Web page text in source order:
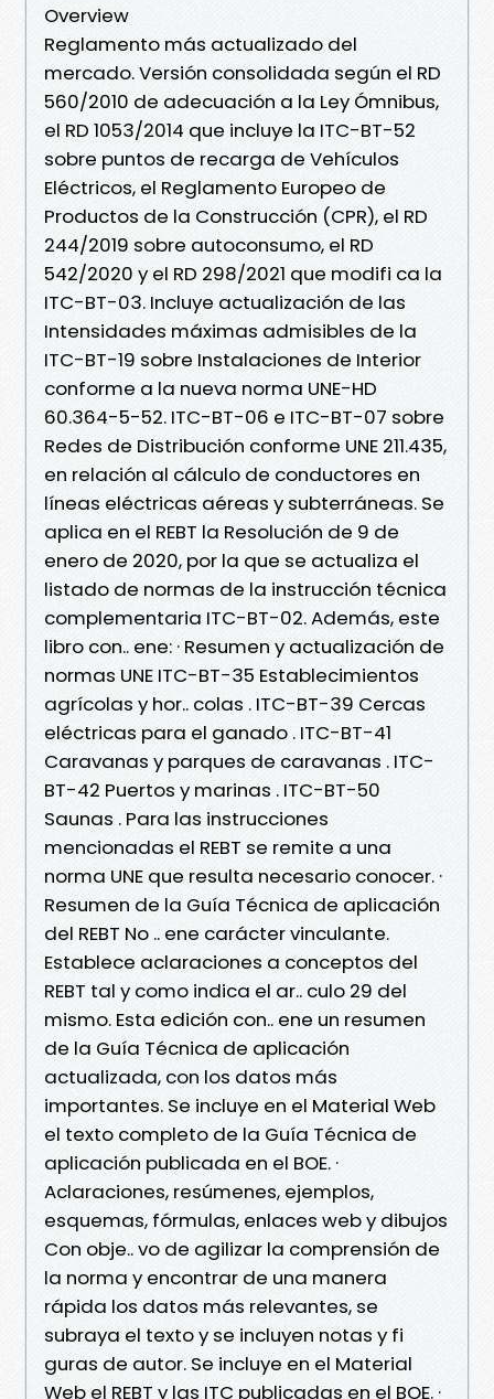
Overview
Reglamento más actualizado del
mercado. Versión consolidada según el RD
560/2010 de adecuación a la Ley Ómnibus,
el RD 1053/2014 que incluye la ITC-BT-52
sobre puntos de recarga de Vehículos
Eléctricos, el Reglamento Europeo de
Productos de la Construcción (CPR), el RD
244/2019 sobre autoconsumo, el RD
542/2020 y el RD 298/2021 que modifi ca la
ITC-BT-03. Incluye actualización de las
Intensidades máximas admisibles de la
ITC-BT-19 sobre Instalaciones de Interior
conforme a la nueva norma UNE-HD
60.364-5-52. ITC-BT-06 e ITC-BT-07 sobre
Redes de Distribución conforme UNE 211.435,
en relación al cálculo de conductores en
líneas eléctricas aéreas y subterráneas. Se
aplica en el REBT la Resolución de 9 de
enero de 2020, por la que se actualiza el
listado de normas de la instrucción técnica
complementaria ITC-BT-02. Además, este
libro con.. ene: · Resumen y actualización de
normas UNE ITC-BT-35 Establecimientos
agrícolas y hor.. colas . ITC-BT-39 Cercas
eléctricas para el ganado . ITC-BT-41
Caravanas y parques de caravanas . ITC-
BT-42 Puertos y marinas . ITC-BT-50
Saunas . Para las instrucciones
mencionadas el REBT se remite a una
norma UNE que resulta necesario conocer. ·
Resumen de la Guía Técnica de aplicación
del REBT No .. ene carácter vinculante.
Establece aclaraciones a conceptos del
REBT tal y como indica el ar.. culo 29 del
mismo. Esta edición con.. ene un resumen
de la Guía Técnica de aplicación
actualizada, con los datos más
importantes. Se incluye en el Material Web
el texto completo de la Guía Técnica de
aplicación publicada en el BOE. ·
Aclaraciones, resúmenes, ejemplos,
esquemas, fórmulas, enlaces web y dibujos
Con obje.. vo de agilizar la comprensión de
la norma y encontrar de una manera
rápida los datos más relevantes, se
subraya el texto y se incluyen notas y fi
guras de autor. Se incluye en el Material
Web el REBT y las ITC publicadas en el BOE. ·